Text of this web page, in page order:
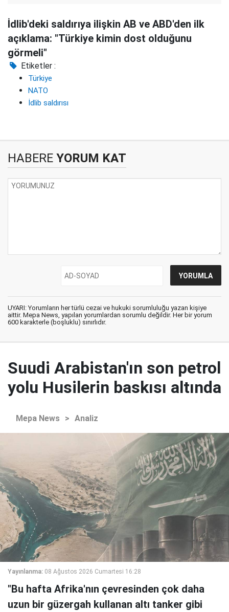
İdlib'deki saldırıya ilişkin AB ve ABD'den ilk
açıklama: "Türkiye kimin dost olduğunu
görmeli"
Etiketler :
Türkiye
NATO
İdlib saldırısı
HABERE YORUM KAT
UYARI: Yorumların her türlü cezai ve hukuki sorumluluğu yazan kişiye
aittir. Mepa News, yapılan yorumlardan sorumlu değildir. Her bir yorum
600 karakterle (boşluklu) sınırlıdır.
Suudi Arabistan'ın son petrol
yolu Husilerin baskısı altında
Mepa News > Analiz
Yayınlanma: 08 Ağustos 2026 Cumartesi 16:28
"Bu hafta Afrika'nın çevresinden çok daha
uzun bir güzergah kullanan altı tanker gibi